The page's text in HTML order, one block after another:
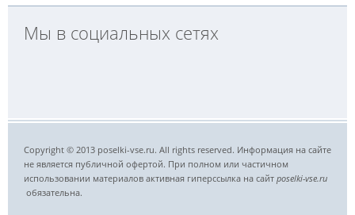
Мы в социальных сетях
Copyright © 2013 poselki-vse.ru. All rights reserved. Информация на сайте
не является публичной офертой. При полном или частичном
использовании материалов активная гиперссылка на сайт poselki-vse.ru​
обязательна.